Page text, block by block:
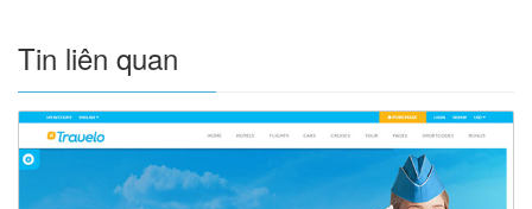
Tin liên quan